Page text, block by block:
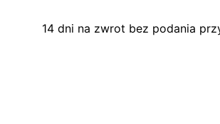
14 dni na zwrot bez podania